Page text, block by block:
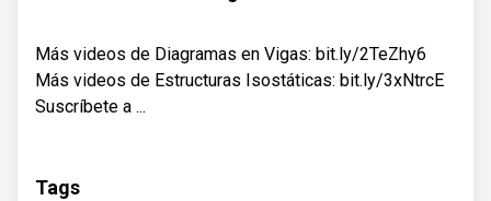
Más videos de Diagramas en Vigas: bit.ly/2TeZhy6
Más videos de Estructuras Isostáticas: bit.ly/3xNtrcE
Suscríbete a ...
Tags